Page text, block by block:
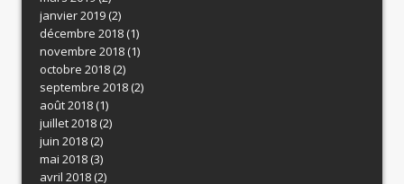
janvier 2019(2)
décembre 2018(1)
novembre 2018(1)
octobre 2018(2)
septembre 2018(2)
août 2018(1)
juillet 2018(2)
juin 2018(2)
mai 2018(3)
avril 2018(2)